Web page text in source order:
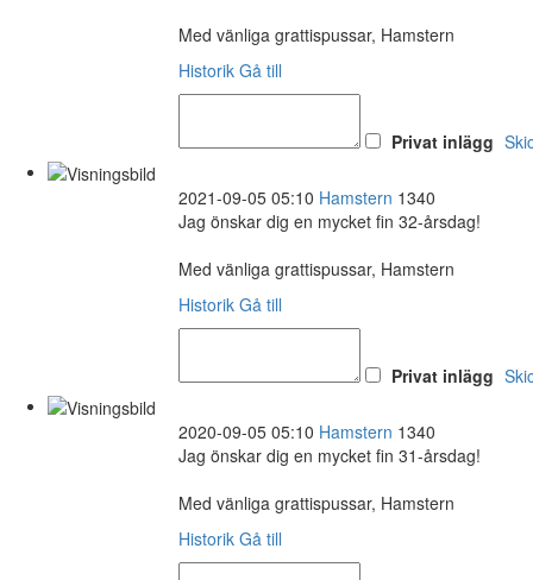
Med vänliga grattispussar, Hamstern
Historik Gå till
Privat inlägg
2021-09-05 05:10 Hamstern 1340
Jag önskar dig en mycket fin 32-årsdag!
Med vänliga grattispussar, Hamstern
Historik Gå till
Privat inlägg
2020-09-05 05:10 Hamstern 1340
Jag önskar dig en mycket fin 31-årsdag!
Med vänliga grattispussar, Hamstern
Historik Gå till